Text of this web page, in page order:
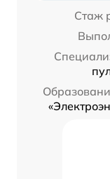
Стаж